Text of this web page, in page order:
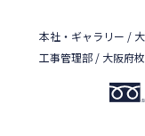
本社・ギャラリー /
工事管理部 / 大阪府